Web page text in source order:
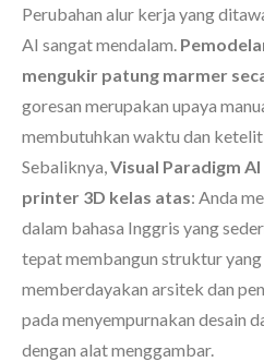
Perubahan alur kerja yang
AI sangat mendalam.
mengukir patung marmer
goresan merupakan upaya
membutuhkan waktu dan
Sebaliknya, Visual Paradigm
printer 3D kelas atas: Anda
dalam bahasa Inggris yang
tepat membangun struktur
memberdayakan arsitek dan
pada menyempurnakan desain
dengan alat menggambar.